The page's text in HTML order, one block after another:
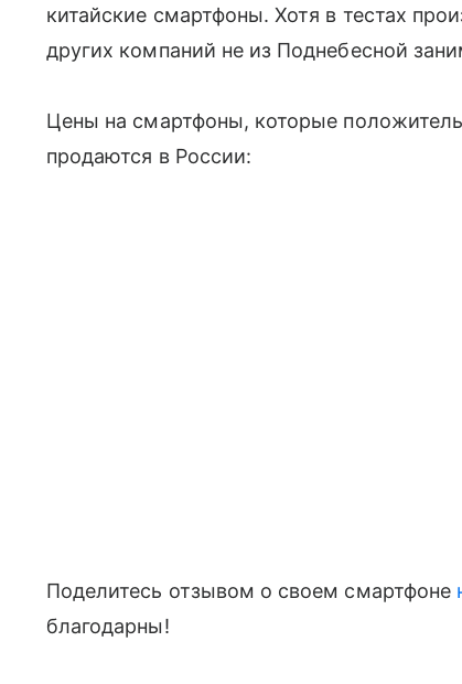
китайские смартфоны. Хотя в тестах
других компаний не из Поднебесной
Цены на смартфоны, которые
продаются в России:
Поделитесь отзывом о своем смартфоне
благодарны!